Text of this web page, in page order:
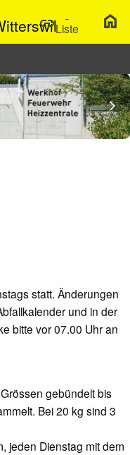
link -
Liste home
arrow_forward_ios
statt. Änderungen
und in der
bitte vor 07.00 Uhr an
gebündelt bis
Bei 20 kg sind 3
jeden Dienstag mit dem